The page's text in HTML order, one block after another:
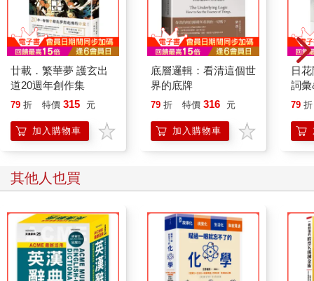
廿載．繁華夢 護玄出
道20週年創作集
79 折 特價 315 元
加入購物車
底層邏輯：看清這個世
界的底牌
79 折 特價 316 元
加入購物車
日
詞
79 折
其他人也買